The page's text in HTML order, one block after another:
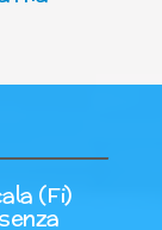
(Fi)